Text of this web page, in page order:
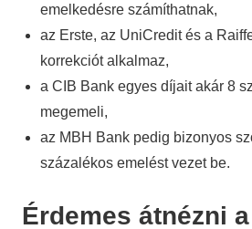
emelkedésre számíthatnak,
az Erste, az UniCredit és a
korrekciót alkalmaz,
a CIB Bank egyes díjait akár 8
megemeli,
az MBH Bank pedig bizonyos
százalékos emelést vezet be.
Érdemes átnézni a